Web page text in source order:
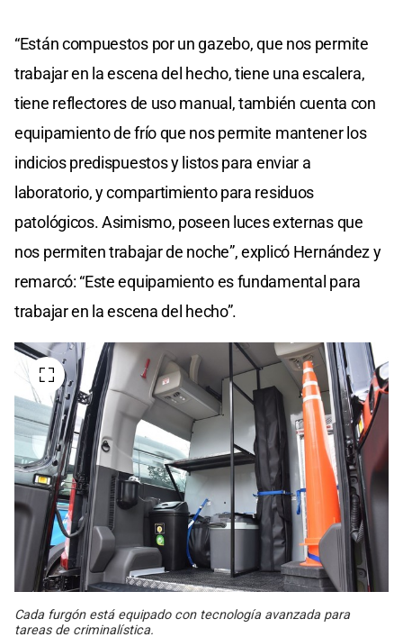
“Están compuestos por un gazebo, que nos permite
trabajar en la escena del hecho, tiene una escalera,
tiene reflectores de uso manual, también cuenta con
equipamiento de frío que nos permite mantener los
indicios predispuestos y listos para enviar a
laboratorio, y compartimiento para residuos
patológicos. Asimismo, poseen luces externas que
nos permiten trabajar de noche”, explicó Hernández y
remarcó: “Este equipamiento es fundamental para
trabajar en la escena del hecho”.
Cada furgón está equipado con tecnología avanzada para
tareas de criminalística.